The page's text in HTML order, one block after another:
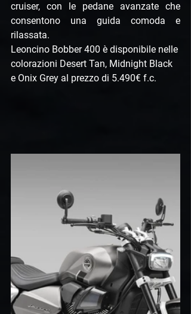
cruiser, con le pedane avanzate che
consentono una guida comoda e
rilassata.
Leoncino Bobber 400 è disponibile nelle
colorazioni Desert Tan, Midnight Black
e Onix Grey al prezzo di 5.490€ f.c.